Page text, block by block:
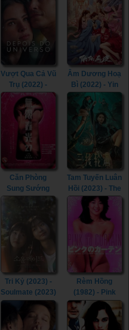
Vượt Qua Cả Vũ
Trụ (2022) -
Beyond the
Universe (2022)
Âm Dương Hoạ
Bì (2022) - Yin
Yang Painted
Skin (2022)
Căn Phòng
Sung Sướng
Tam Tuyến Luân
Hồi (2023) - The
River (2023)
Tri Kỷ (2023) -
Soulmate (2023)
Rèm Hồng
(1982) - Pink
Curtain (1982)